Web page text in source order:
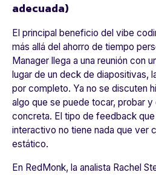
adecuada)
El principal beneficio del vibe
más allá del ahorro de tiempo
Manager llega a una reunión con
lugar de un deck de diapositivas,
por completo. Ya no se discuten
algo que se puede tocar, probar
concreta. El tipo de feedback
interactivo no tiene nada que ver
estático.
En RedMonk, la analista Rachel